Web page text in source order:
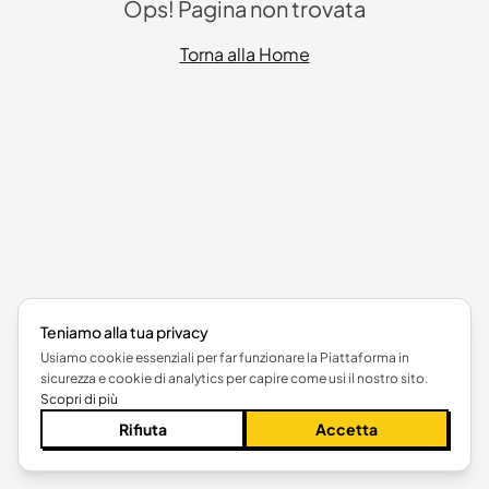
Ops! Pagina non trovata
Torna alla Home
Teniamo alla tua privacy
Usiamo cookie essenziali per far funzionare la Piattaforma in
sicurezza e cookie di analytics per capire come usi il nostro sito.
Scopri di più
Rifiuta Accetta